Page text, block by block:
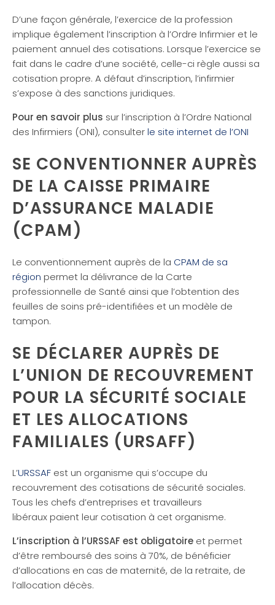
D’une façon générale, l’exercice de la profession
implique également l’inscription à l’Ordre Infirmier et le
paiement annuel des cotisations. Lorsque l’exercice se
fait dans le cadre d’une société, celle-ci règle aussi sa
cotisation propre. A défaut d’inscription, l’infirmier
s’expose à des sanctions juridiques.
Pour en savoir plus sur l’inscription à l’Ordre National
des Infirmiers (ONI), consulterle site internet de l’ONI
SE CONVENTIONNER AUPRÈS
DE LA CAISSE PRIMAIRE
D’ASSURANCE MALADIE
(CPAM)
Le conventionnement auprès de la CPAM de sa
région permet la délivrance de la Carte
professionnelle de Santé ainsi que l’obtention des
feuilles de soins pré-identifiées et un modèle de
tampon.
SE DÉCLARER AUPRÈS DE
L’UNION DE RECOUVREMENT
POUR LA SÉCURITÉ SOCIALE
ET LES ALLOCATIONS
FAMILIALES (URSAFF)
L’URSSAF est un organisme qui s’occupe du
recouvrement des cotisations de sécurité sociales.
Tous les chefs d’entreprises et travailleurs
libéraux paient leur cotisation à cet organisme.
L’inscription à l’URSSAF est obligatoire et permet
d’être remboursé des soins à 70%, de bénéficier
d’allocations en cas de maternité, de la retraite, de
l’allocation décès.